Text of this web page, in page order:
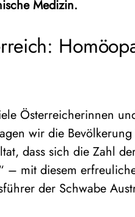
Medizin.
Österreicherinnen
wir die
dass sich die Zahl
– mit diesem
der Schwabe